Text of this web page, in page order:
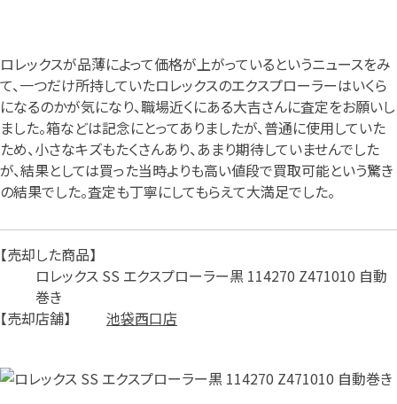
ロレックスが品薄によって価格が上がっているというニュースをみ
て、一つだけ所持していたロレックスのエクスプローラーはいくら
になるのかが気になり、職場近くにある大吉さんに査定をお願いし
ました。箱などは記念にとってありましたが、普通に使用していた
ため、小さなキズもたくさんあり、あまり期待していませんでした
が、結果としては買った当時よりも高い値段で買取可能という驚き
の結果でした。査定も丁寧にしてもらえて大満足でした。
売却した商品
ロレックス SS エクスプローラー黒 114270 Z471010 自動
巻き
売却店舗
池袋西口店